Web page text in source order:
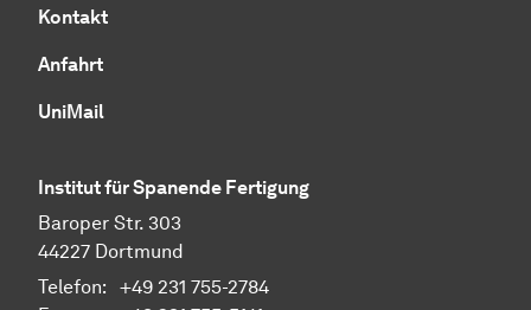
Kontakt
Anfahrt
UniMail
Institut für Spanende Fertigung
Baroper Str. 303
44227 Dortmund
Telefon: +49 231 755-2784